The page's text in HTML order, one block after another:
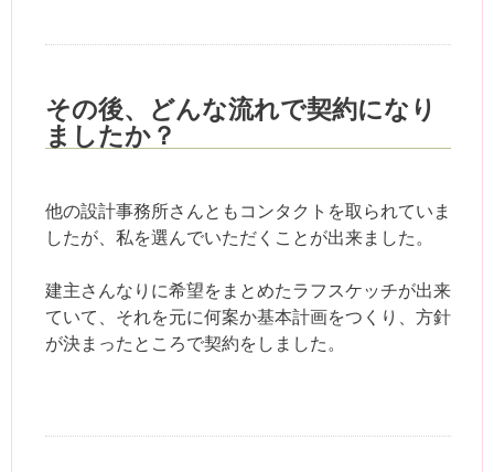
その後、どんな流れで契約になり
ましたか？
他の設計事務所さんともコンタクトを取られていま
したが、私を選んでいただくことが出来ました。
建主さんなりに希望をまとめたラフスケッチが出来
ていて、それを元に何案か基本計画をつくり、方針
が決まったところで契約をしました。